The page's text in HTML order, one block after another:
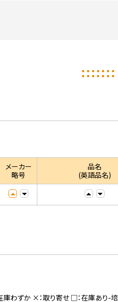
メーカー
略号
品名
(英語品名)
わずか ×：取り寄せ □：在庫あり-